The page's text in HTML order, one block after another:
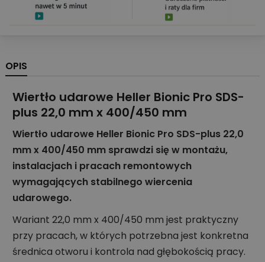
OPIS
Wiertło udarowe Heller Bionic Pro SDS-
plus 22,0 mm x 400/450 mm
Wiertło udarowe Heller Bionic Pro SDS-plus 22,0
mm x 400/450 mm sprawdzi się w montażu,
instalacjach i pracach remontowych
wymagających stabilnego wiercenia
udarowego.
Wariant 22,0 mm x 400/450 mm jest praktyczny
przy pracach, w których potrzebna jest konkretna
średnica otworu i kontrola nad głębokością pracy.